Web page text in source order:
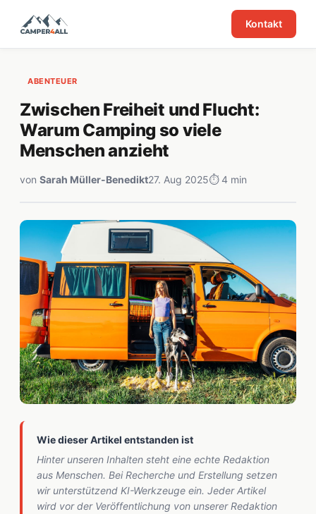
Kontakt
ABENTEUER
Zwischen Freiheit und Flucht:
Warum Camping so viele
Menschen anzieht
von Sarah Müller-Benedikt27. Aug 2025⏱ 4 min
Wie dieser Artikel entstanden ist
Hinter unseren Inhalten steht eine echte Redaktion
aus Menschen. Bei Recherche und Erstellung setzen
wir unterstützend KI-Werkzeuge ein. Jeder Artikel
wird vor der Veröffentlichung von unserer Redaktion